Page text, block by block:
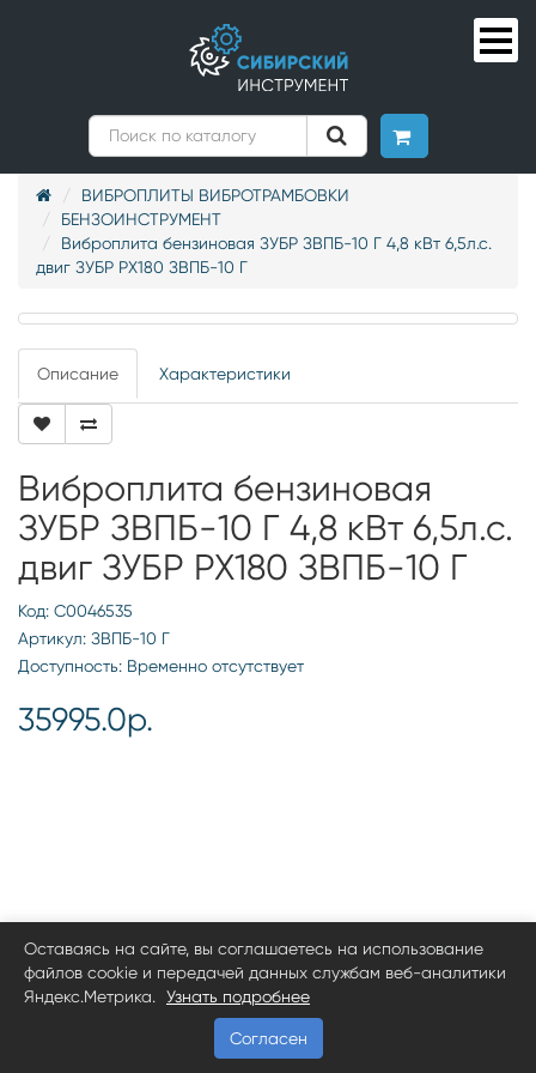
ВИБРОПЛИТЫ ВИБРОТРАМБОВКИ
БЕНЗОИНСТРУМЕНТ
Виброплита бензиновая ЗУБР ЗВПБ-10 Г 4,8 кВт 6,5л.с.
двиг ЗУБР РХ180 ЗВПБ-10 Г
Описание Характеристики
Виброплита бензиновая
ЗУБР ЗВПБ-10 Г 4,8 кВт 6,5л.с.
двиг ЗУБР РХ180 ЗВПБ-10 Г
Код: С0046535
Артикул: ЗВПБ-10 Г
Доступность: Временно отсутствует
35995.0р.
Оставаясь на сайте, вы соглашаетесь на использование
файлов cookie и передачей данных службам веб-аналитики
Яндекс.Метрика.
Узнать подробнее
Согласен